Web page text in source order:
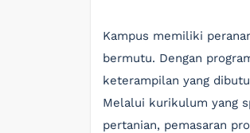
Kampus memiliki
bermutu. Dengan
keterampilan yang
Melalui kurikulum yang
pertanian, pemasaran